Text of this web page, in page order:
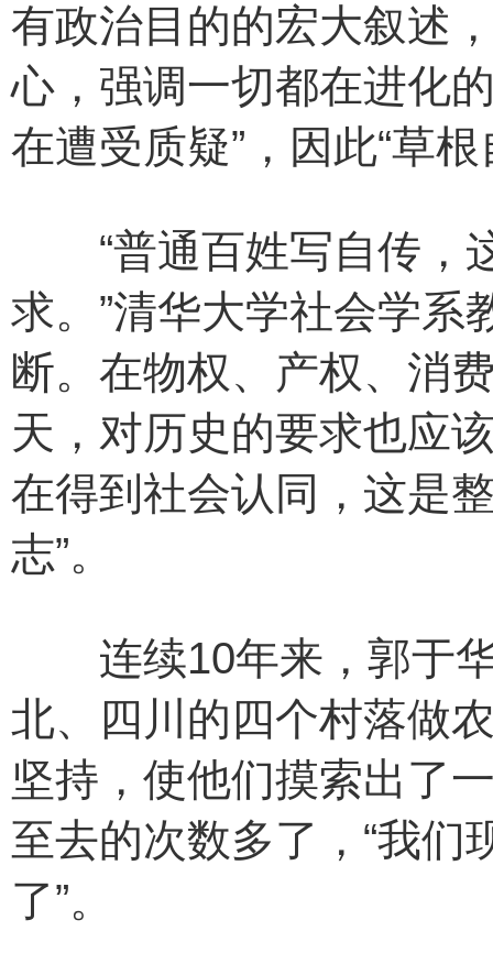
有政治目的的宏大叙述
心，强调一切都在进化
在遭受质疑”，因此“草
“普通百姓写自传，
求。”清华大学社会学系
断。在物权、产权、消
天，对历史的要求也应
在得到社会认同，这是
志”。
连续10年来，郭于华
北、四川的四个村落做
坚持，使他们摸索出了
至去的次数多了，“我们
了”。